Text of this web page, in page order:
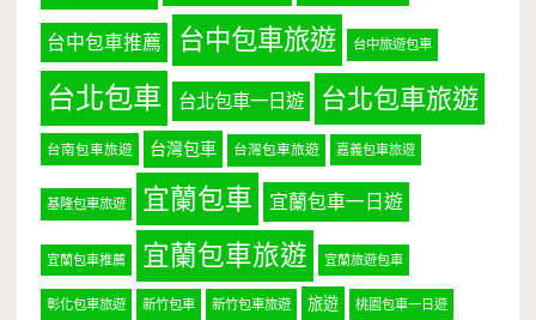
台中包車推薦 台中包車旅遊 台中旅遊包車
台北包車 台北包車一日遊 台北包車旅遊
台南包車旅遊 台灣包車 台灣包車旅遊 嘉義包車旅遊
基隆包車旅遊 宜蘭包車 宜蘭包車一日遊
宜蘭包車推薦 宜蘭包車旅遊 宜蘭旅遊包車
彰化包車旅遊 新竹包車 新竹包車旅遊 旅遊 桃園包車一日遊